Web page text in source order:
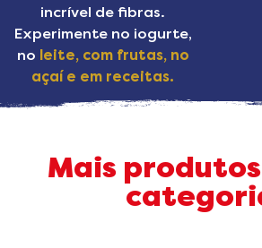
incrível de fibras.
Experimente no iogurte,
no leite, com frutas, no
açaí e em receitas.
Mais